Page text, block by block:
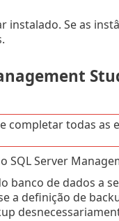
instalado. Se as
completar todas as
SQL Server
banco de dados a
a definição de